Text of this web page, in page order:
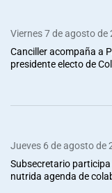
Viernes 7 de agosto de
Canciller acompaña a
presidente electo de
Jueves 6 de agosto de
Subsecretario participa
nutrida agenda de